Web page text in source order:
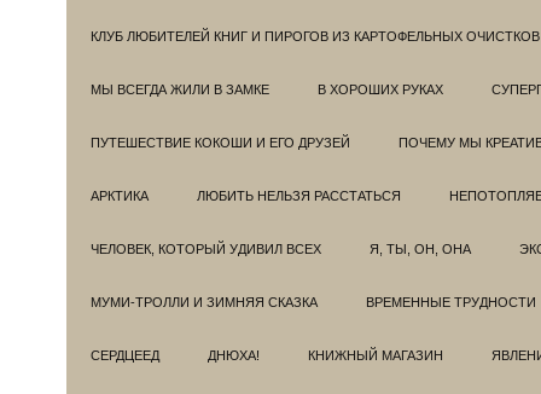
КЛУБ ЛЮБИТЕЛЕЙ КНИГ И ПИРОГОВ ИЗ КАРТОФЕЛЬНЫХ ОЧИСТКОВ
МЫ ВСЕГДА ЖИЛИ В ЗАМКЕ В ХОРОШИХ РУКАХ
ПУТЕШЕСТВИЕ КОКОШИ И ЕГО ДРУЗЕЙ ПОЧЕМУ МЫ
АРКТИКА ЛЮБИТЬ НЕЛЬЗЯ РАССТАТЬСЯ
ЧЕЛОВЕК, КОТОРЫЙ УДИВИЛ ВСЕХ Я, ТЫ, ОН, ОНА
МУМИ-ТРОЛЛИ И ЗИМНЯЯ СКАЗКА ВРЕМЕННЫЕ ТРУДНОСТИ
СЕРДЦЕЕД ДНЮХА! КНИЖНЫЙ МАГАЗИН